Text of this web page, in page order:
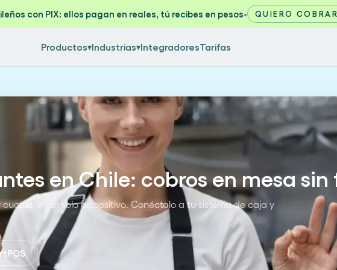
con PIX: ellos pagan en reales, tú recibes en pesos• QUIERO
Productos▾Industrias▾IntegradoresTarifas
en Chile: cobros en mesa
en un solo dispositivo. Conéctalo a tu sistema de caja y